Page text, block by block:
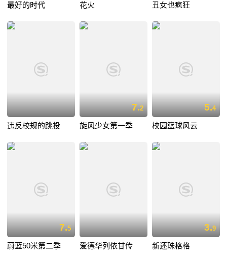
最好的时代 花火 丑女也疯狂
违反校规的跳投
7.2
旋风少女第一季
5.4
校园篮球风云
7.5
蔚蓝50米第二季 爱德华列侬甘传
3.9
新还珠格格